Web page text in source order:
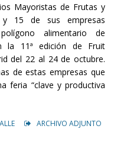
Mayoristas de Frutas y
y 15 de sus empresas
alimentario de
la 11ª edición de Fruit
del 22 al 24 de octubre.
de estas empresas que
feria “clave y productiva
ARCHIVO ADJUNTO